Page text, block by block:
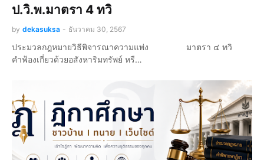
ป.วิ.พ.มาตรา 4 ทวิ
by dekasuksa - ธันวาคม 30, 2567
ประมวลกฎหมายวิธีพิจารณาความแพ่ง มาตรา ๔ ทวิ
คำฟ้องเกี่ยวด้วยอสังหาริมทรัพย์ หรื…